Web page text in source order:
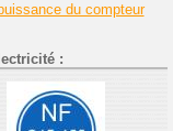
du compteur
: